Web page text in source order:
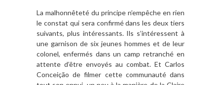
La malhonnêteté du principe n’empêche en rien
le constat qui sera confirmé dans les deux tiers
suivants, plus intéressants. Ils s’intéressent à
une garnison de six jeunes hommes et de leur
colonel, enfermés dans un camp retranché en
attente d’être envoyés au combat. Et Carlos
Conceição de filmer cette communauté dans